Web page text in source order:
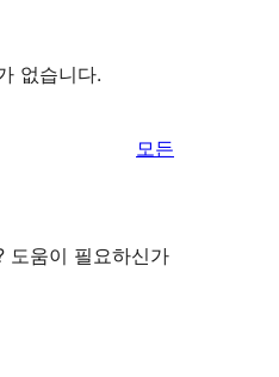
없습니다.
모든
도움이 필요하신가